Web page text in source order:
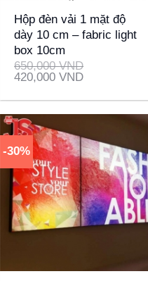
Hộp đèn vải 1 mặt độ
dày 10 cm – fabric light
box 10cm
650,000VND
420,000VND
-30%